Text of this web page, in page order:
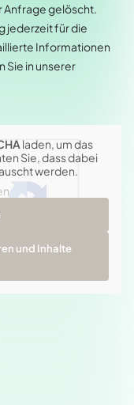
Anfrage gelöscht.
jederzeit für die
Informationen
Sie in unserer
laden, um das
Sie, dass dabei
werden.
und Inhalte